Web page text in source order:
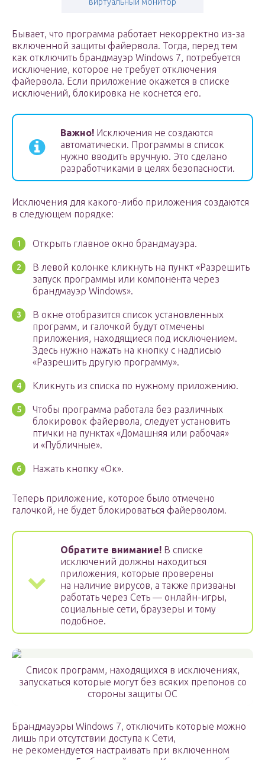
Бывает, что программа работает некорректно из-за
включенной защиты файервола. Тогда, перед тем
как отключить брандмауэр Windows 7, потребуется
исключение, которое не требует отключения
файервола. Если приложение окажется в списке
исключений, блокировка не коснется его.
Важно! Исключения не создаются
автоматически. Программы в список
нужно вводить вручную. Это сделано
разработчиками в целях безопасности.
Исключения для какого-либо приложения создаются
в следующем порядке:
Открыть главное окно брандмауэра.
В левой колонке кликнуть на пункт «Разрешить
запуск программы или компонента через
брандмауэр Windows».
В окне отобразится список установленных
программ, и галочкой будут отмечены
приложения, находящиеся под исключением.
Здесь нужно нажать на кнопку с надписью
«Разрешить другую программу».
Кликнуть из списка по нужному приложению.
Чтобы программа работала без различных
блокировок файервола, следует установить
птички на пунктах «Домашняя или рабочая»
и «Публичные».
Нажать кнопку «Ок».
Теперь приложение, которое было отмечено
галочкой, не будет блокироваться файерволом.
Обратите внимание! В списке
исключений должны находиться
приложения, которые проверены
на наличие вирусов, а также призваны
работать через Сеть — онлайн-игры,
социальные сети, браузеры и тому
подобное.
Список программ, находящихся в исключениях,
запускаться которые могут без всяких препонов со
стороны защиты ОС
Брандмауэры Windows 7, отключить которые можно
лишь при отсутствии доступа к Сети,
не рекомендуется настраивать при включенном